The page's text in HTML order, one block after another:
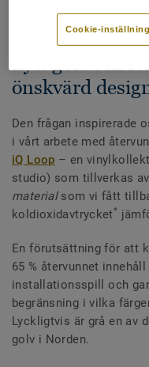
Hur mycket
man använda
önskvärd
Den frågan inspirerade
i vårt arbete med
iQ Loop – en
studio) som tillverkas av
materialsom vi fått
koldioxidavtrycket*
En förutsättning för att
65 % återvunnet
installationsspill och
begränsning i vilka
Lyckligtvis är grå en av
golv i Norden.
Cookie-